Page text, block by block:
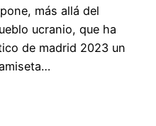
más allá del
ucranio, que ha
de madrid 2023 un